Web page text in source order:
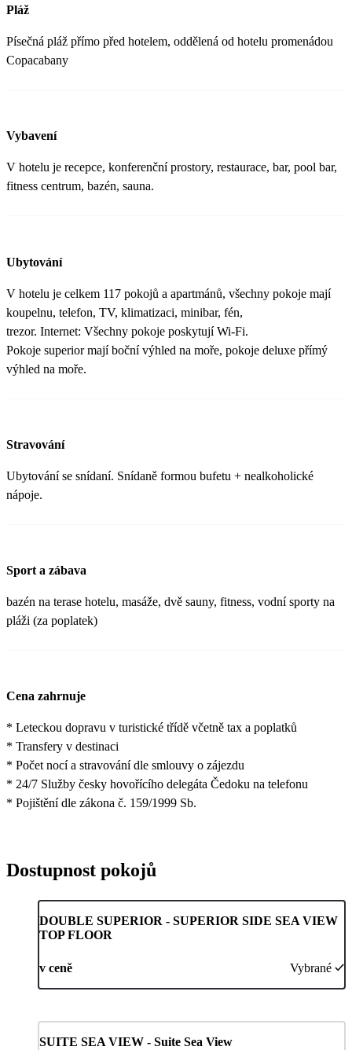
Pláž
Písečná pláž přímo před hotelem, oddělená od hotelu promenádou
Copacabany
Vybavení
V hotelu je recepce, konferenční prostory, restaurace, bar, pool bar,
fitness centrum, bazén, sauna.
Ubytování
V hotelu je celkem 117 pokojů a apartmánů, všechny pokoje mají
koupelnu, telefon, TV, klimatizaci, minibar, fén,
trezor. Internet: Všechny pokoje poskytují Wi-Fi.
Pokoje superior mají boční výhled na moře, pokoje deluxe přímý
výhled na moře.
Stravování
Ubytování se snídaní. Snídaně formou bufetu + nealkoholické
nápoje.
Sport a zábava
bazén na terase hotelu, masáže, dvě sauny, fitness, vodní sporty na
pláži (za poplatek)
Cena zahrnuje
* Leteckou dopravu v turistické třídě včetně tax a poplatků
* Transfery v destinaci
* Počet nocí a stravování dle smlouvy o zájezdu
* 24/7 Služby česky hovořícího delegáta Čedoku na telefonu
* Pojištění dle zákona č. 159/1999 Sb.
Dostupnost pokojů
DOUBLE SUPERIOR - SUPERIOR SIDE SEA VIEW
TOP FLOOR
v ceně Vybrané
SUITE SEA VIEW - Suite Sea View